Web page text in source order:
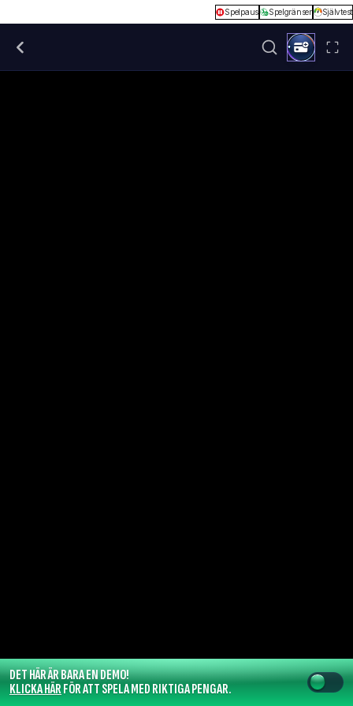
Spelpaus Spelgränser Självtest
DET HÄR ÄR BARA EN DEMO!
KLICKA HÄRFÖR ATT SPELA MED RIKTIGA PENGAR.